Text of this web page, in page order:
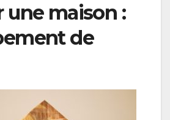
une maison :
de